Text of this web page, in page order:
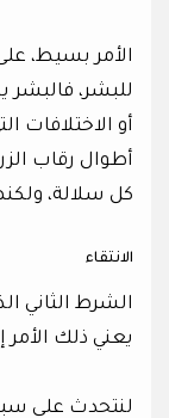
الأمر بسيط،
للبشر، فالبشر
أو الاختلافات
أطوال رقاب
كل سلالة،
الانتقاء
الشرط الثاني
يعني ذلك الأمر
لنتحدث على